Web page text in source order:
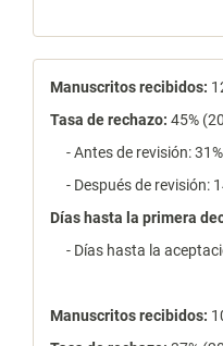
estadísticas
Manuscritos recibidos:
Tasa de rechazo: 45%
- Antes de revisión: 31%
- Después de revisión:
Días hasta la primera
- Días hasta la
Manuscritos recibidos: